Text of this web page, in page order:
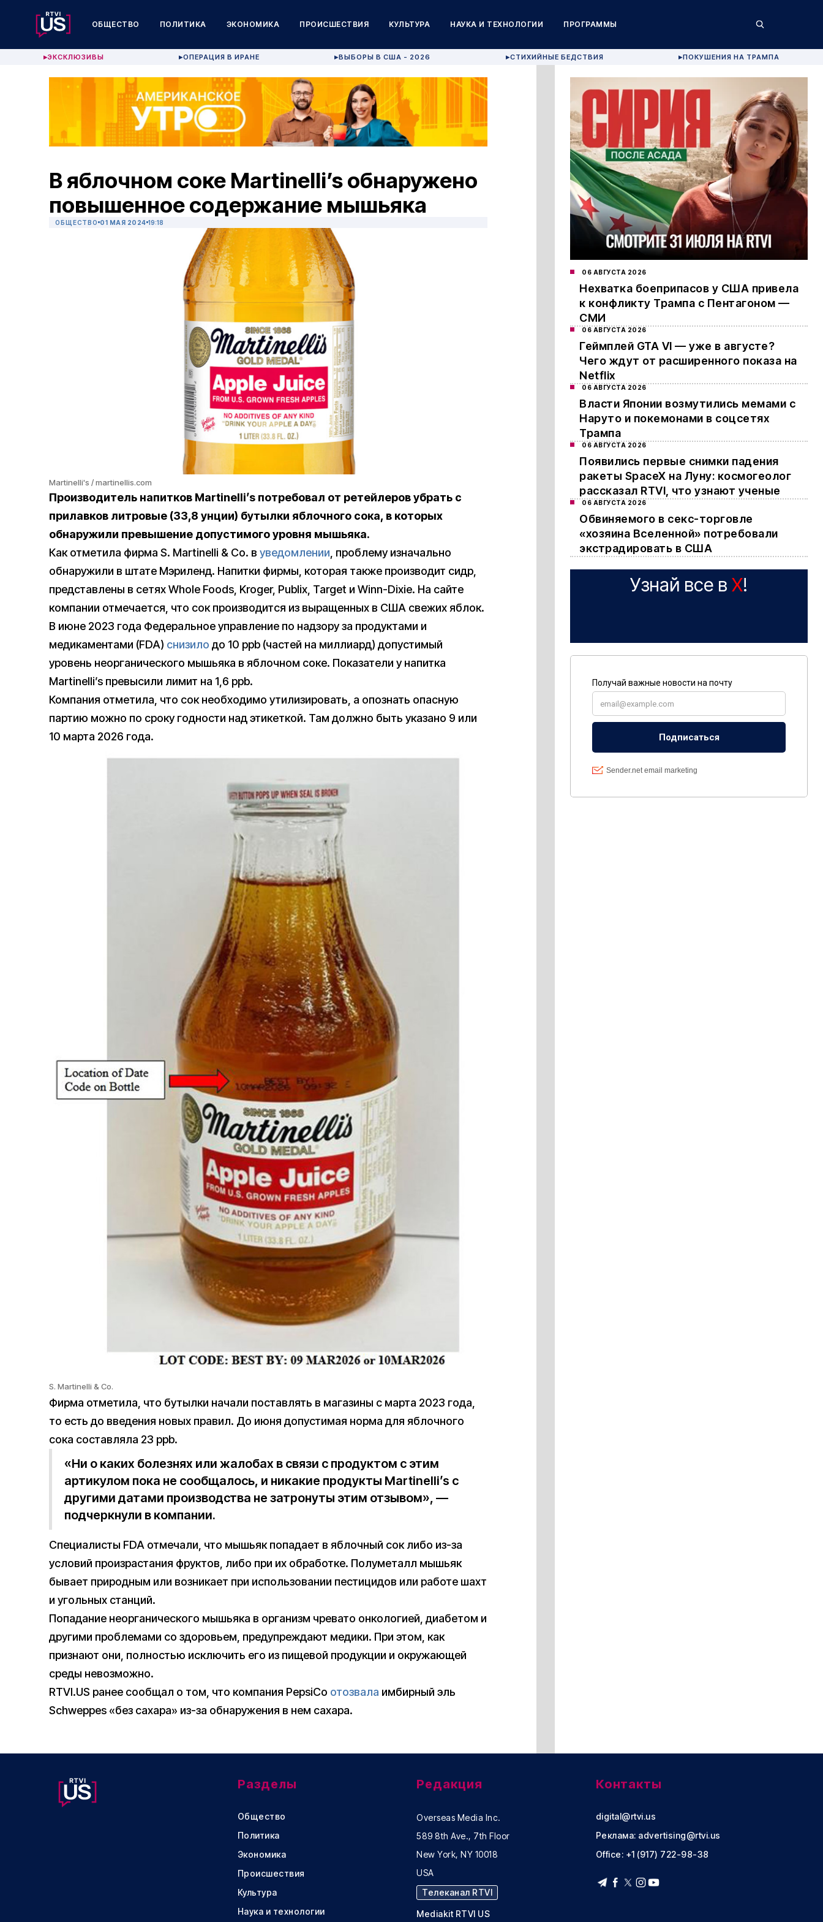
ОБЩЕСТВО ПОЛИТИКА ЭКОНОМИКА ПРОИСШЕСТВИЯ КУЛЬТУРА НАУКА И ТЕХНОЛОГИИ ПРОГРАММЫ
▶ЭКСКЛЮЗИВЫ ▶ОПЕРАЦИЯ В ИРАНЕ ▶ВЫБОРЫ В США - 2026 ▶СТИХИЙНЫЕ БЕДСТВИЯ ▶ПОКУШЕНИЯ НА ТРАМПА
В яблочном соке Martinelli’s обнаружено
повышенное содержание мышьяка
ОБЩЕСТВО 01 МАЯ 2024 19:18
Martinelli's / martinellis.com
Производитель напитков Martinelli’s потребовал от ретейлеров убрать с
прилавков литровые (33,8 унции) бутылки яблочного сока, в которых
обнаружили превышение допустимого уровня мышьяка.
Как отметила фирма S. Martinelli & Co. в уведомлении, проблему изначально
обнаружили в штате Мэриленд. Напитки фирмы, которая также производит сидр,
представлены в сетях Whole Foods, Kroger, Publix, Target и Winn-Dixie. На сайте
компании отмечается, что сок производится из выращенных в США свежих яблок.
В июне 2023 года Федеральное управление по надзору за продуктами и
медикаментами (FDA) снизило до 10 ppb (частей на миллиард) допустимый
уровень неорганического мышьяка в яблочном соке. Показатели у напитка
Martinelli’s превысили лимит на 1,6 ppb.
Компания отметила, что сок необходимо утилизировать, а опознать опасную
партию можно по сроку годности над этикеткой. Там должно быть указано 9 или
10 марта 2026 года.
S. Martinelli & Co.
Фирма отметила, что бутылки начали поставлять в магазины с марта 2023 года,
то есть до введения новых правил. До июня допустимая норма для яблочного
сока составляла 23 ppb.
«Ни о каких болезнях или жалобах в связи с продуктом с этим
артикулом пока не сообщалось, и никакие продукты Martinelli’s с
другими датами производства не затронуты этим отзывом», —
подчеркнули в компании.
Специалисты FDA отмечали, что мышьяк попадает в яблочный сок либо из-за
условий произрастания фруктов, либо при их обработке. Полуметалл мышьяк
бывает природным или возникает при использовании пестицидов или работе шахт
и угольных станций.
Попадание неорганического мышьяка в организм чревато онкологией, диабетом и
другими проблемами со здоровьем, предупреждают медики. При этом, как
признают они, полностью исключить его из пищевой продукции и окружающей
среды невозможно.
RTVI.US ранее сообщал о том, что компания PepsiCo отозвала имбирный эль
Schweppes «без сахара» из-за обнаружения в нем сахара.
06 АВГУСТА 2026
Нехватка боеприпасов у США привела
к конфликту Трампа с Пентагоном —
СМИ
06 АВГУСТА 2026
Геймплей GTA VI — уже в августе?
Чего ждут от расширенного показа на
Netflix
06 АВГУСТА 2026
Власти Японии возмутились мемами с
Наруто и покемонами в соцсетях
Трампа
06 АВГУСТА 2026
Появились первые снимки падения
ракеты SpaceX на Луну: космогеолог
рассказал RTVI, что узнают ученые
06 АВГУСТА 2026
Обвиняемого в секс-торговле
«хозяина Вселенной» потребовали
экстрадировать в США
Узнай все в X!
Разделы
Общество
Политика
Экономика
Происшествия
Культура
Наука и технологии
Редакция
Overseas Media Inc.
589 8th Ave., 7th Floor
New York, NY 10018
USA
Телеканал RTVI
Mediakit RTVI US
Контакты
digital@rtvi.us
Реклама: advertising@rtvi.us
Office: +1 (917) 722-98-38